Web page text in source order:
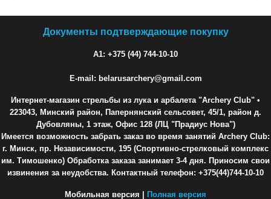
Документы подтверждающие покупку
A1: +375 (44) 744-10-10
E-mail: belarusarchery@gmail.com
Интернет-магазин стрельбы из лука и арбалета "Archery Club" •
223043, Минский район, Папернянский сельсовет, 45/1, район д.
Дубовляны, 1 этаж, Офис 128 (ЛЦ "Прадиус Нова")
Имеется возможность забрать заказ во время занятий Archery Club:
г. Минск, пр. Независимости, 195 (Спортивно-стрелковый комплекс
им. Тимошенко) Обработка заказа занимает 3-4 дня. Приносим свои
извинения за неудобства. Контактный телефон: +375(44)744-10-10
Мобильная версия | Полная версия